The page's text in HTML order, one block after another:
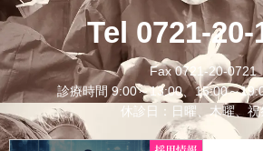
Tel 0721-20-
Fax 0721-20-0721
診療時間 9:00～13:00、15:00～
休診日：日曜、木曜、